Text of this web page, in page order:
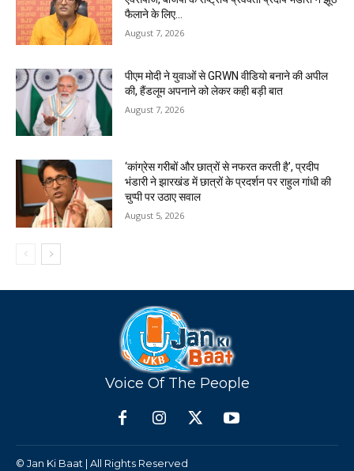
फैलाने के लिए...
August 7, 2026
पीएम मोदी ने युवाओं से GRWN वीडियो बनाने की अपील
की, हैंडलूम अपनाने को लेकर कही बड़ी बात
August 7, 2026
‘कांग्रेस गरीबों और छात्रों से नफरत करती है’, प्रदीप
भंडारी ने झारखंड में छात्रों के प्रदर्शन पर राहुल गांधी की
चुप्पी पर उठाए सवाल
August 5, 2026
Voice Of The People
© Jan Ki Baat | All Rights Reserved